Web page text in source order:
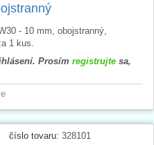
- 10 mm, obojstranný,
1 kus.
Prosím registrujte sa,
číslo tovaru: 328101